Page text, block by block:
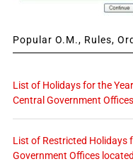
Popular O.M., Rules,
List of Holidays for the
Central Government
List of Restricted Holidays
Government Offices